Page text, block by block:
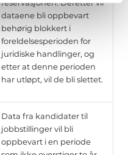
reservasjonen. Deretter vil
dataene bli oppbevart
behørig blokkert i
foreldelsesperioden for
juridiske handlinger, og
etter at denne perioden
har utløpt, vil de bli slettet.
Data fra kandidater til
jobbstillinger vil bli
oppbevart i en periode